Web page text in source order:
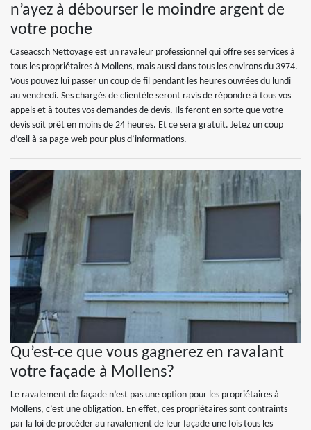
n’ayez à débourser le moindre argent de
votre poche
Caseacsch Nettoyage est un ravaleur professionnel qui offre ses services à
tous les propriétaires à Mollens, mais aussi dans tous les environs du 3974.
Vous pouvez lui passer un coup de fil pendant les heures ouvrées du lundi
au vendredi. Ses chargés de clientèle seront ravis de répondre à tous vos
appels et à toutes vos demandes de devis. Ils feront en sorte que votre
devis soit prêt en moins de 24 heures. Et ce sera gratuit. Jetez un coup
d’œil à sa page web pour plus d’informations.
Qu’est-ce que vous gagnerez en ravalant
votre façade à Mollens?
Le ravalement de façade n’est pas une option pour les propriétaires à
Mollens, c’est une obligation. En effet, ces propriétaires sont contraints
par la loi de procéder au ravalement de leur façade une fois tous les